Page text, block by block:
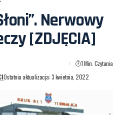
Nerwowy
[ZDJĘCIA]
Ostatnia aktualizacja: 3 kwietnia, 2022
1 Min. Czytania